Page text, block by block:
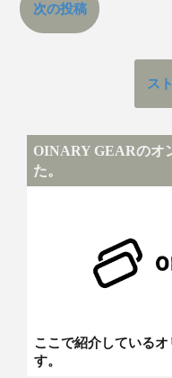
次の投稿
ス
OINARY GEARのオ
た。
ここで紹介している
す。